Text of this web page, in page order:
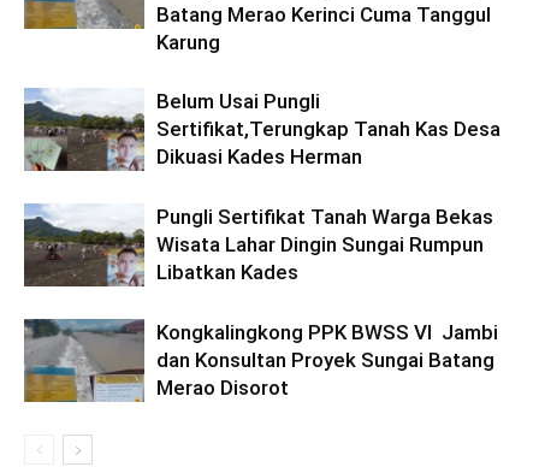
Batang Merao Kerinci Cuma Tanggul
Karung
Belum Usai Pungli
Sertifikat,Terungkap Tanah Kas Desa
Dikuasi Kades Herman
Pungli Sertifikat Tanah Warga Bekas
Wisata Lahar Dingin Sungai Rumpun
Libatkan Kades
Kongkalingkong PPK BWSS VI Jambi
dan Konsultan Proyek Sungai Batang
Merao Disorot